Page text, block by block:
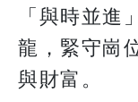
「與時並進
龍，緊守崗
與財富。